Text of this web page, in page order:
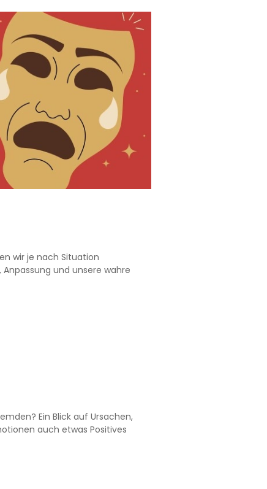
wir je nach Situation
und unsere wahre
Ein Blick auf Ursachen,
auch etwas Positives